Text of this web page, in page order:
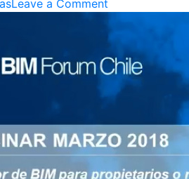
Leave a Comment
LA
IMPORTANCIA
DE
LA
GESTIÓN
DE
RESIDUOS
PARA
UNA